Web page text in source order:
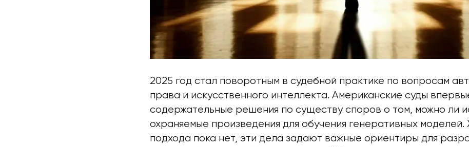
2025 год стал поворотным в судебной практике по вопросам
права и искусственного интеллекта. Американские суды
содержательные решения по существу споров о том, можно ли
охраняемые произведения для обучения генеративных моделей.
подхода пока нет, эти дела задают важные ориентиры для